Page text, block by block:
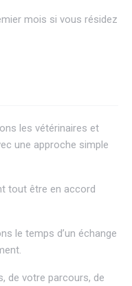
mois si vous résidez
les vétérinaires et
une approche simple
tout être en accord
le temps d’un échange
de votre parcours, de